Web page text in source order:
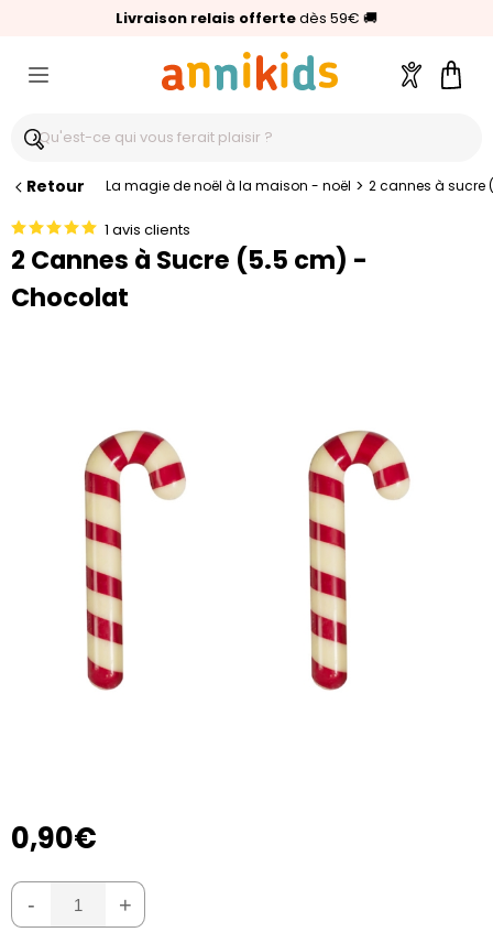
Livraison relais offertedès 59€ 🚚
🥇Palmarès Capital 2025 :Annikids N°1
⭐⭐⭐⭐⭐4,6/5(24 000 avis clients)
Compte
Retour La magie de noël à la maison - noël > 2 cannes à
1 avis clients
2 Cannes à Sucre (5.5 cm) -
Chocolat
0,90€
- +